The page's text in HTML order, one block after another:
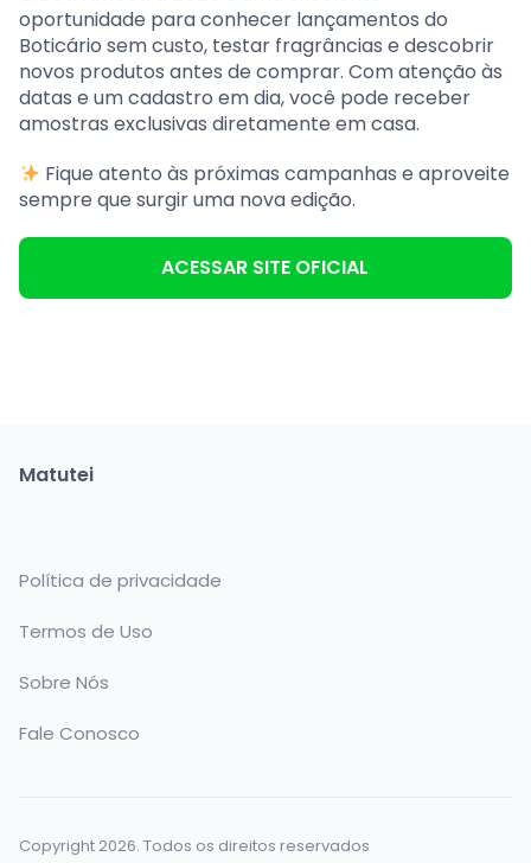
oportunidade para conhecer lançamentos do
Boticário sem custo, testar fragrâncias e descobrir
novos produtos antes de comprar. Com atenção às
datas e um cadastro em dia, você pode receber
amostras exclusivas diretamente em casa.
Fique atento às próximas campanhas e aproveite
sempre que surgir uma nova edição.
ACESSAR SITE OFICIAL
Matutei
Política de privacidade
Termos de Uso
Sobre Nós
Fale Conosco
Copyright 2026. Todos os direitos reservados